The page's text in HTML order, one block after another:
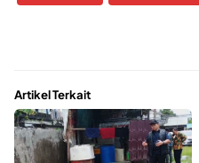
Artikel Terkait